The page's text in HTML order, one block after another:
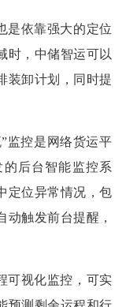
是依靠强大的定位
时，中储智运可以
装卸计划，同时提
监控是网络货运平
后台智能监控系
定位异常情况，包
触发前台提醒，
可视化监控，可实